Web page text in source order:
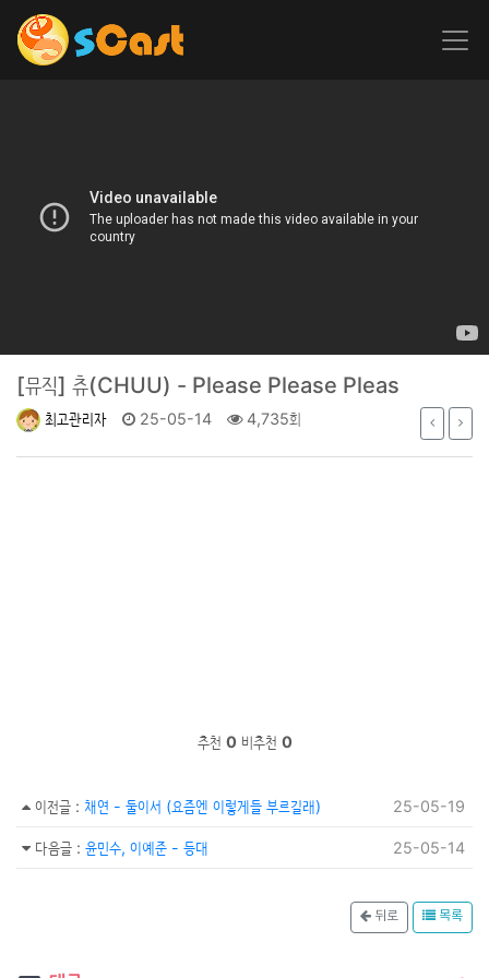
[뮤직] 츄(CHUU) - Please Please Pleas
최고관리자 25-05-14 4,735회
추천 0 비추천 0
이전글 : 채연 - 둘이서 (요즘엔 이렇게들 부르길래) 25-05-19
다음글 : 윤민수, 이예준 - 등대 25-05-14
뒤로 목록